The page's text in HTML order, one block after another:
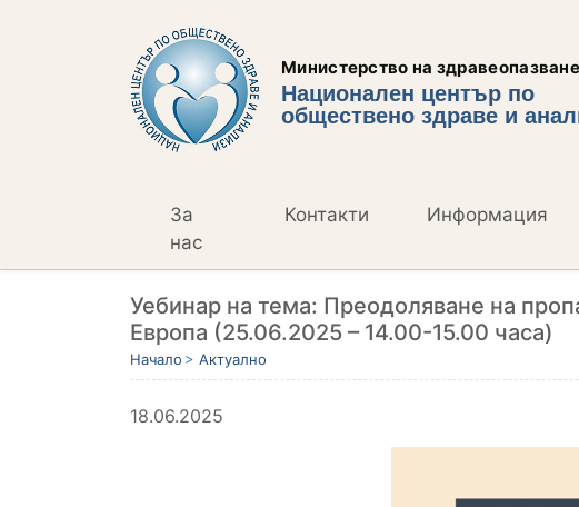
Министерство на
Национален център по
обществено здраве и
За
нас
Контакти Информация
Уебинар на тема: Преодоляване на
Европа (25.06.2025 – 14.00-15.00 часа)
Начало Актуално
18.06.2025